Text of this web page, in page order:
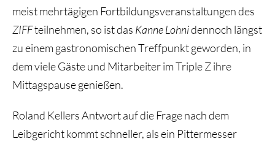
meist mehrtägigen Fortbildungsveranstaltungen des
ZIFFteilnehmen, so ist das Kanne Lohnidennoch längst
zu einem gastronomischen Treffpunkt geworden, in
dem viele Gäste und Mitarbeiter im Triple Z ihre
Mittagspause genießen.
Roland Kellers Antwort auf die Frage nach dem
Leibgericht kommt schneller, als ein Pittermesser